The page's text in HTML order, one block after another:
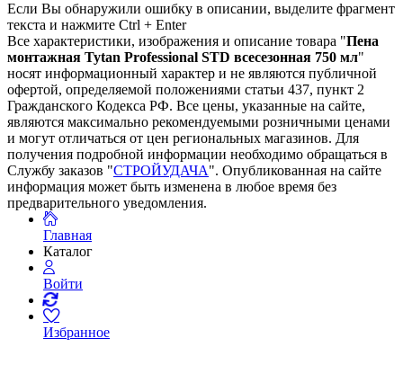
Если Вы обнаружили ошибку в описании, выделите фрагмент
текста и нажмите Ctrl + Enter
Все характеристики, изображения и описание товара "Пена
монтажная Tytan Professional STD всесезонная 750 мл"
носят информационный характер и не являются публичной
офертой, определяемой положениями статьи 437, пункт 2
Гражданского Кодекса РФ. Все цены, указанные на сайте,
являются максимально рекомендуемыми розничными ценами
и могут отличаться от цен региональных магазинов. Для
получения подробной информации необходимо обращаться в
Службу заказов "СТРОЙУДАЧА". Опубликованная на сайте
информация может быть изменена в любое время без
предварительного уведомления.
Главная
Каталог
Войти
Избранное